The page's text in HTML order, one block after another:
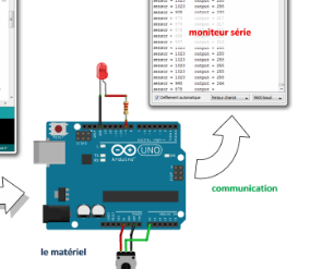
vitesse de la voiture (grâce à un capteur
(voire du freinage) du véhicule par
actionneurs externes,
réduit pour garantir la sécurité.